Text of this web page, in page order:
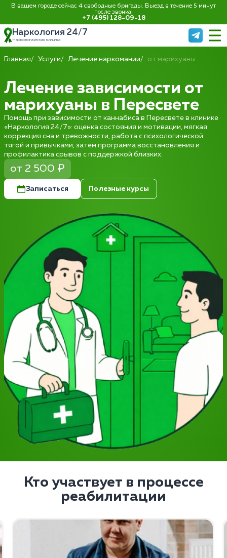
В вашем городе сейчас 4 свободные бригады. Выезд в течение 5 минут
после звонка:
+7 (495) 128-09-18
Наркология 24/7
Наркологическая клиника
Главная Услуги Лечение наркомании от марихуаны
Лечение зависимости от
марихуаны в Пересвете
Помощь при зависимости от каннабиса в Пересвете в клинике
«Наркология 24/7»: оценка состояния и мотивации, мягкая
коррекция сна и тревожности, работа с психологической
тягой и привычками, затем программа восстановления и
профилактика срывов с поддержкой близких.
от 2 500 ₽
Записаться Полезные курсы
Кто участвует в процессе
реабилитации